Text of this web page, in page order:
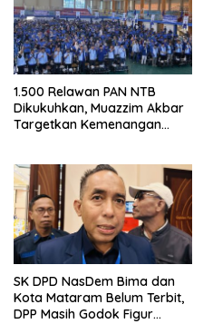
1.500 Relawan PAN NTB
Dikukuhkan, Muazzim Akbar
Targetkan Kemenangan
SK DPD NasDem Bima dan
Kota Mataram Belum Terbit,
DPP Masih Godok Figur